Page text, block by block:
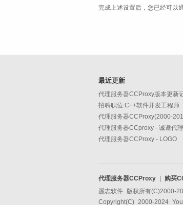
完成上述设置后，您已经可以
最近更新
代理服务器CCProxy版本更新
招聘职位:C++软件开发工程师
代理服务器CCProxy(2000-
代理服务器CCproxy - 诚邀代
代理服务器CCProxy - LOGO
代理服务器CCProxy 购买
遥志软件 版权所有(C)2000-
Copyright(C) 2000-2024